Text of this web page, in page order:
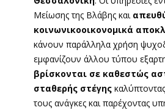
Μείωσης της Βλάβης και
κοινωνικοοικονομικά
κάνουν παράλληλα χρήση
εμφανίζουν άλλου τύπου
βρίσκονται σε καθεστώς
σταθερής στέγης καλύπτοντας
τους ανάγκες και παρέχοντας